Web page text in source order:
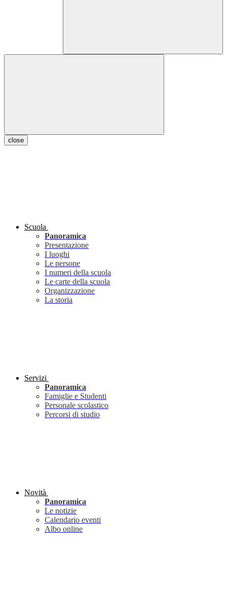
close
Scuola
Panoramica
Presentazione
I luoghi
Le persone
I numeri della scuola
Le carte della scuola
Organizzazione
La storia
Servizi
Panoramica
Famiglie e Studenti
Personale scolastico
Percorsi di studio
Novità
Panoramica
Le notizie
Calendario eventi
Albo online